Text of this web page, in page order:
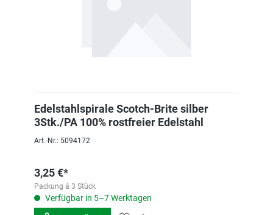
Edelstahlspirale Scotch-Brite silber
3Stk./PA 100% rostfreier Edelstahl
Art.-Nr.: 5094172
3,25 €*
Packung á 3 Stück
Verfügbar in 5–7 Werktagen